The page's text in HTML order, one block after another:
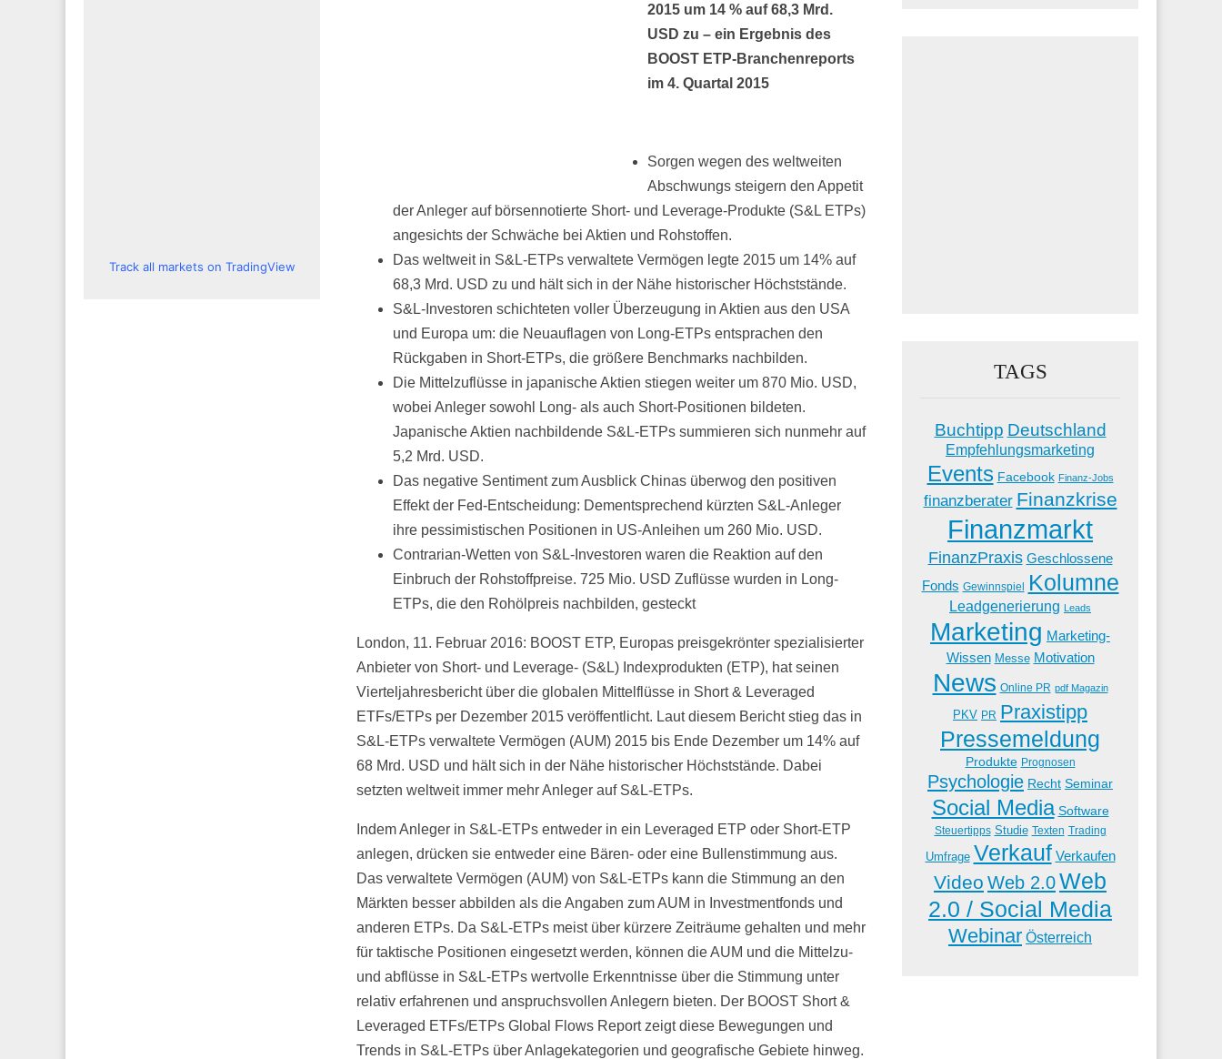
2015 um 14 % auf 68,3 Mrd.
USD zu – ein Ergebnis des
BOOST ETP-Branchenreports
im 4. Quartal 2015
Sorgen wegen des weltweiten
Abschwungs steigern den Appetit
der Anleger auf börsennotierte Short- und Leverage-Produkte (S&L ETPs)
angesichts der Schwäche bei Aktien und Rohstoffen.
Das weltweit in S&L-ETPs verwaltete Vermögen legte 2015 um 14% auf
68,3 Mrd. USD zu und hält sich in der Nähe historischer Höchststände.
S&L-Investoren schichteten voller Überzeugung in Aktien aus den USA
und Europa um: die Neuauflagen von Long-ETPs entsprachen den
Rückgaben in Short-ETPs, die größere Benchmarks nachbilden.
Die Mittelzuflüsse in japanische Aktien stiegen weiter um 870 Mio. USD,
wobei Anleger sowohl Long- als auch Short-Positionen bildeten.
Japanische Aktien nachbildende S&L-ETPs summieren sich nunmehr auf
5,2 Mrd. USD.
Das negative Sentiment zum Ausblick Chinas überwog den positiven
Effekt der Fed-Entscheidung: Dementsprechend kürzten S&L-Anleger
ihre pessimistischen Positionen in US-Anleihen um 260 Mio. USD.
Contrarian-Wetten von S&L-Investoren waren die Reaktion auf den
Einbruch der Rohstoffpreise. 725 Mio. USD Zuflüsse wurden in Long-
ETPs, die den Rohölpreis nachbilden, gesteckt
London, 11. Februar 2016: BOOST ETP, Europas preisgekrönter spezialisierter
Anbieter von Short- und Leverage- (S&L) Indexprodukten (ETP), hat seinen
Vierteljahresbericht über die globalen Mittelflüsse in Short & Leveraged
ETFs/ETPs per Dezember 2015 veröffentlicht. Laut diesem Bericht stieg das in
S&L-ETPs verwaltete Vermögen (AUM) 2015 bis Ende Dezember um 14% auf
68 Mrd. USD und hält sich in der Nähe historischer Höchststände. Dabei
setzten weltweit immer mehr Anleger auf S&L-ETPs.
Indem Anleger in S&L-ETPs entweder in ein Leveraged ETP oder Short-ETP
anlegen, drücken sie entweder eine Bären- oder eine Bullenstimmung aus.
Das verwaltete Vermögen (AUM) von S&L-ETPs kann die Stimmung an den
Märkten besser abbilden als die Angaben zum AUM in Investmentfonds und
anderen ETPs. Da S&L-ETPs meist über kürzere Zeiträume gehalten und mehr
für taktische Positionen eingesetzt werden, können die AUM und die Mittelzu-
und abflüsse in S&L-ETPs wertvolle Erkenntnisse über die Stimmung unter
relativ erfahrenen und anspruchsvollen Anlegern bieten. Der BOOST Short &
Leveraged ETFs/ETPs Global Flows Report zeigt diese Bewegungen und
Trends in S&L-ETPs über Anlagekategorien und geografische Gebiete hinweg.
Track all markets on TradingView
TAGS
Buchtipp Deutschland
Empfehlungsmarketing
Events Facebook Finanz-Jobs
finanzberater Finanzkrise
Finanzmarkt
FinanzPraxis Geschlossene
Fonds Gewinnspiel Kolumne
Leadgenerierung Leads
Marketing Marketing-
Wissen Messe Motivation
News Online PR pdf Magazin
PKV PR Praxistipp
Pressemeldung
Produkte Prognosen
Psychologie Recht Seminar
Social Media Software
Steuertipps Studie Texten Trading
Umfrage Verkauf Verkaufen
Video Web 2.0Web
2.0 / Social Media
Webinar Österreich